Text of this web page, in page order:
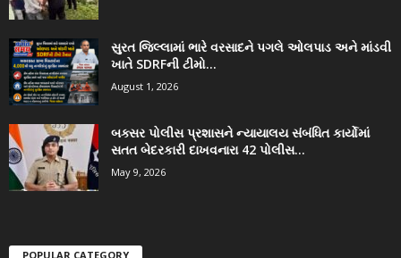
સુરત જિલ્લામાં ભારે વરસાદને પગલે ઓલપાડ અને માંડવી
ખાતે SDRFની ટીમો...
August 1, 2026
બક્સર પોલીસ પ્રશાસને ન્યાયાલય સંબંધિત કાર્યોમાં
સતત બેદરકારી દાખવનારા 42 પોલીસ...
May 9, 2026
POPULAR CATEGORY